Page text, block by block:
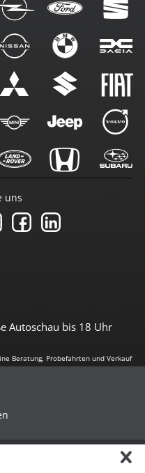
Autoschau bis 18 Uhr
uns
Beratung, Probefahrten und Verkauf